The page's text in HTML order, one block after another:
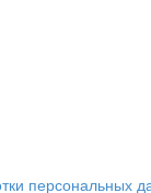
персональных